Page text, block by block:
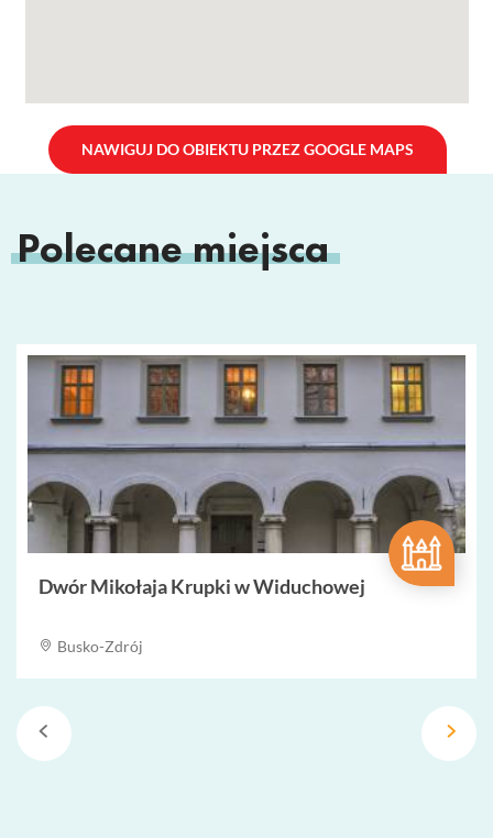
NAWIGUJ DO OBIEKTU PRZEZ GOOGLE MAPS
Polecane miejsca
Dwór Mikołaja Krupki w Widuchowej
Busko-Zdrój